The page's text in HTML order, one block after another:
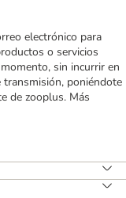
electrónico para
o servicios
sin incurrir en
poniéndote
de zooplus. Más